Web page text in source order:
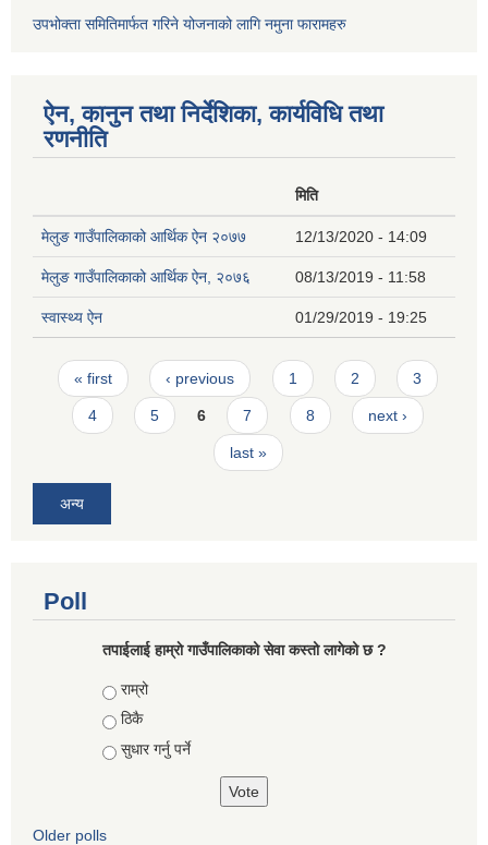
उपभोक्ता समितिमार्फत गरिने योजनाको लागि नमुना फारामहरु
ऐन, कानुन तथा निर्देशिका, कार्यविधि तथा
रणनीति
मिति
मेलुङ गाउँपालिकाको आर्थिक ऐन २०७७ 12/13/2020 - 14:09
मेलुङ गाउँपालिकाको आर्थिक ऐन, २०७६ 08/13/2019 - 11:58
स्वास्थ्य ऐन 01/29/2019 - 19:25
Pages
« first ‹ previous 1 2 3
4 5 6 7 8 next ›
last »
अन्य
Poll
तपाईलाई हाम्राे गाउँपालिकाको सेवा कस्तो लागेको छ ?
Choices
राम्रो
ठिकै
सुधार गर्नु पर्ने
Older polls